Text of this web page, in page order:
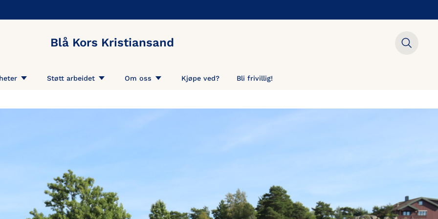
Blå Kors Kristiansand
Støtt arbeidet Om oss Kjøpe ved? Bli frivillig!